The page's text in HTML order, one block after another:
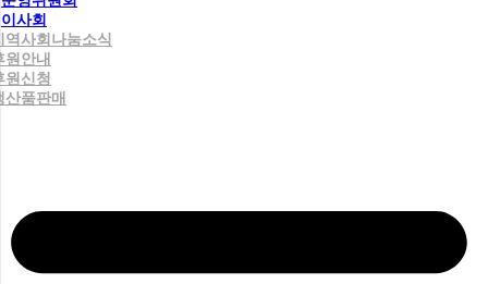
이사회
역사회나눔소식
원안내
원신청
산품판매